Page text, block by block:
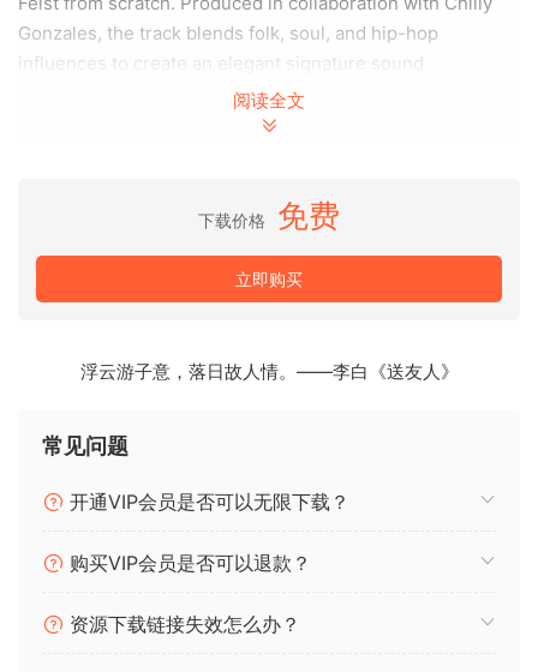
Gonzales, the track blends folk, soul, and hip-hop
influences to create an elegant signature sound.
The French studio icon offers a complete overview of his
Ramone. Renaud demonstrates all of this on his Neve
console, showing how subtle changes in EQ, compression,
and effects can transform the groove and feel of a song.
Filmed in real time, Renaud explains each of his decisions
like frequency masking and harshness, and train your ears
to identify the differences between a good mix and a great
building dynamics, and carving space for every instrument
阅读全文
下载价格 免费
立即购买
浮云游子意，落日故人情。——李白《送友人》
常见问题
开通VIP会员是否可以无限下载？
购买VIP会员是否可以退款？
资源下载链接失效怎么办？